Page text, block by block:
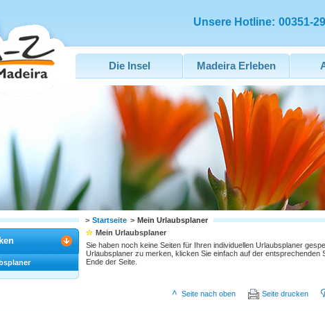
Unsere Hotline: 00351-
Die Insel Madeira Erleben
> Startseite > Mein Urlaubsplaner
Mein Urlaubsplaner
Sie haben noch keine Seiten für Ihren individuellen Urlaubsplaner
Urlaubsplaner zu merken, klicken Sie einfach auf der entsprechenden
Ende der Seite.
Seite nach oben Seite drucken